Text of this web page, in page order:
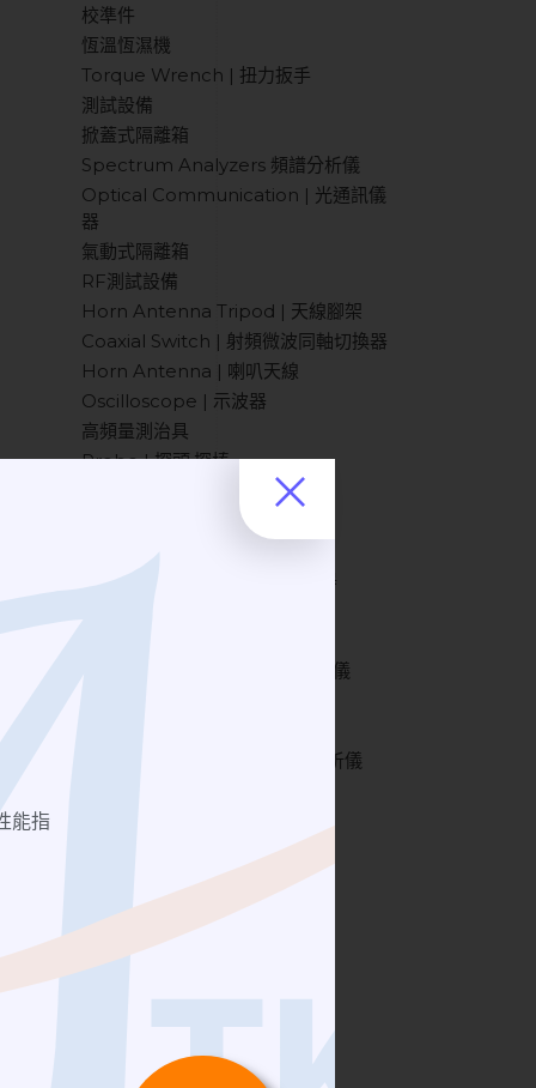
校準件
恆溫恆濕機
Torque Wrench | 扭力扳手
測試設備
掀蓋式隔離箱
Spectrum Analyzers 頻譜分析儀
Optical Communication | 光通訊儀
器
氣動式隔離箱
RF測試設備
Horn Antenna Tripod | 天線腳架
Coaxial Switch | 射頻微波同軸切換器
Horn Antenna | 喇叭天線
Oscilloscope | 示波器
高頻量測治具
Probe | 探頭.探棒
Signal Generator | 訊號產生器
Network Analyzer | 網路分析儀
Spectrum Analyzer | 綜合分析儀
RF Adapter | 高頻轉接頭
日本潤工社 Junflon MWX
能指